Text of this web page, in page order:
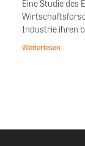
Eine Studie
Industrie ihren
Weiterlesen